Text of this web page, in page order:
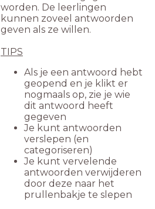
worden. De leerlingen
kunnen zoveel antwoorden
geven als ze willen.
TIPS
Als je een antwoord hebt
geopend en je klikt er
nogmaals op, zie je wie
dit antwoord heeft
gegeven
Je kunt antwoorden
verslepen (en
categoriseren)
Je kunt vervelende
antwoorden verwijderen
door deze naar het
prullenbakje te slepen